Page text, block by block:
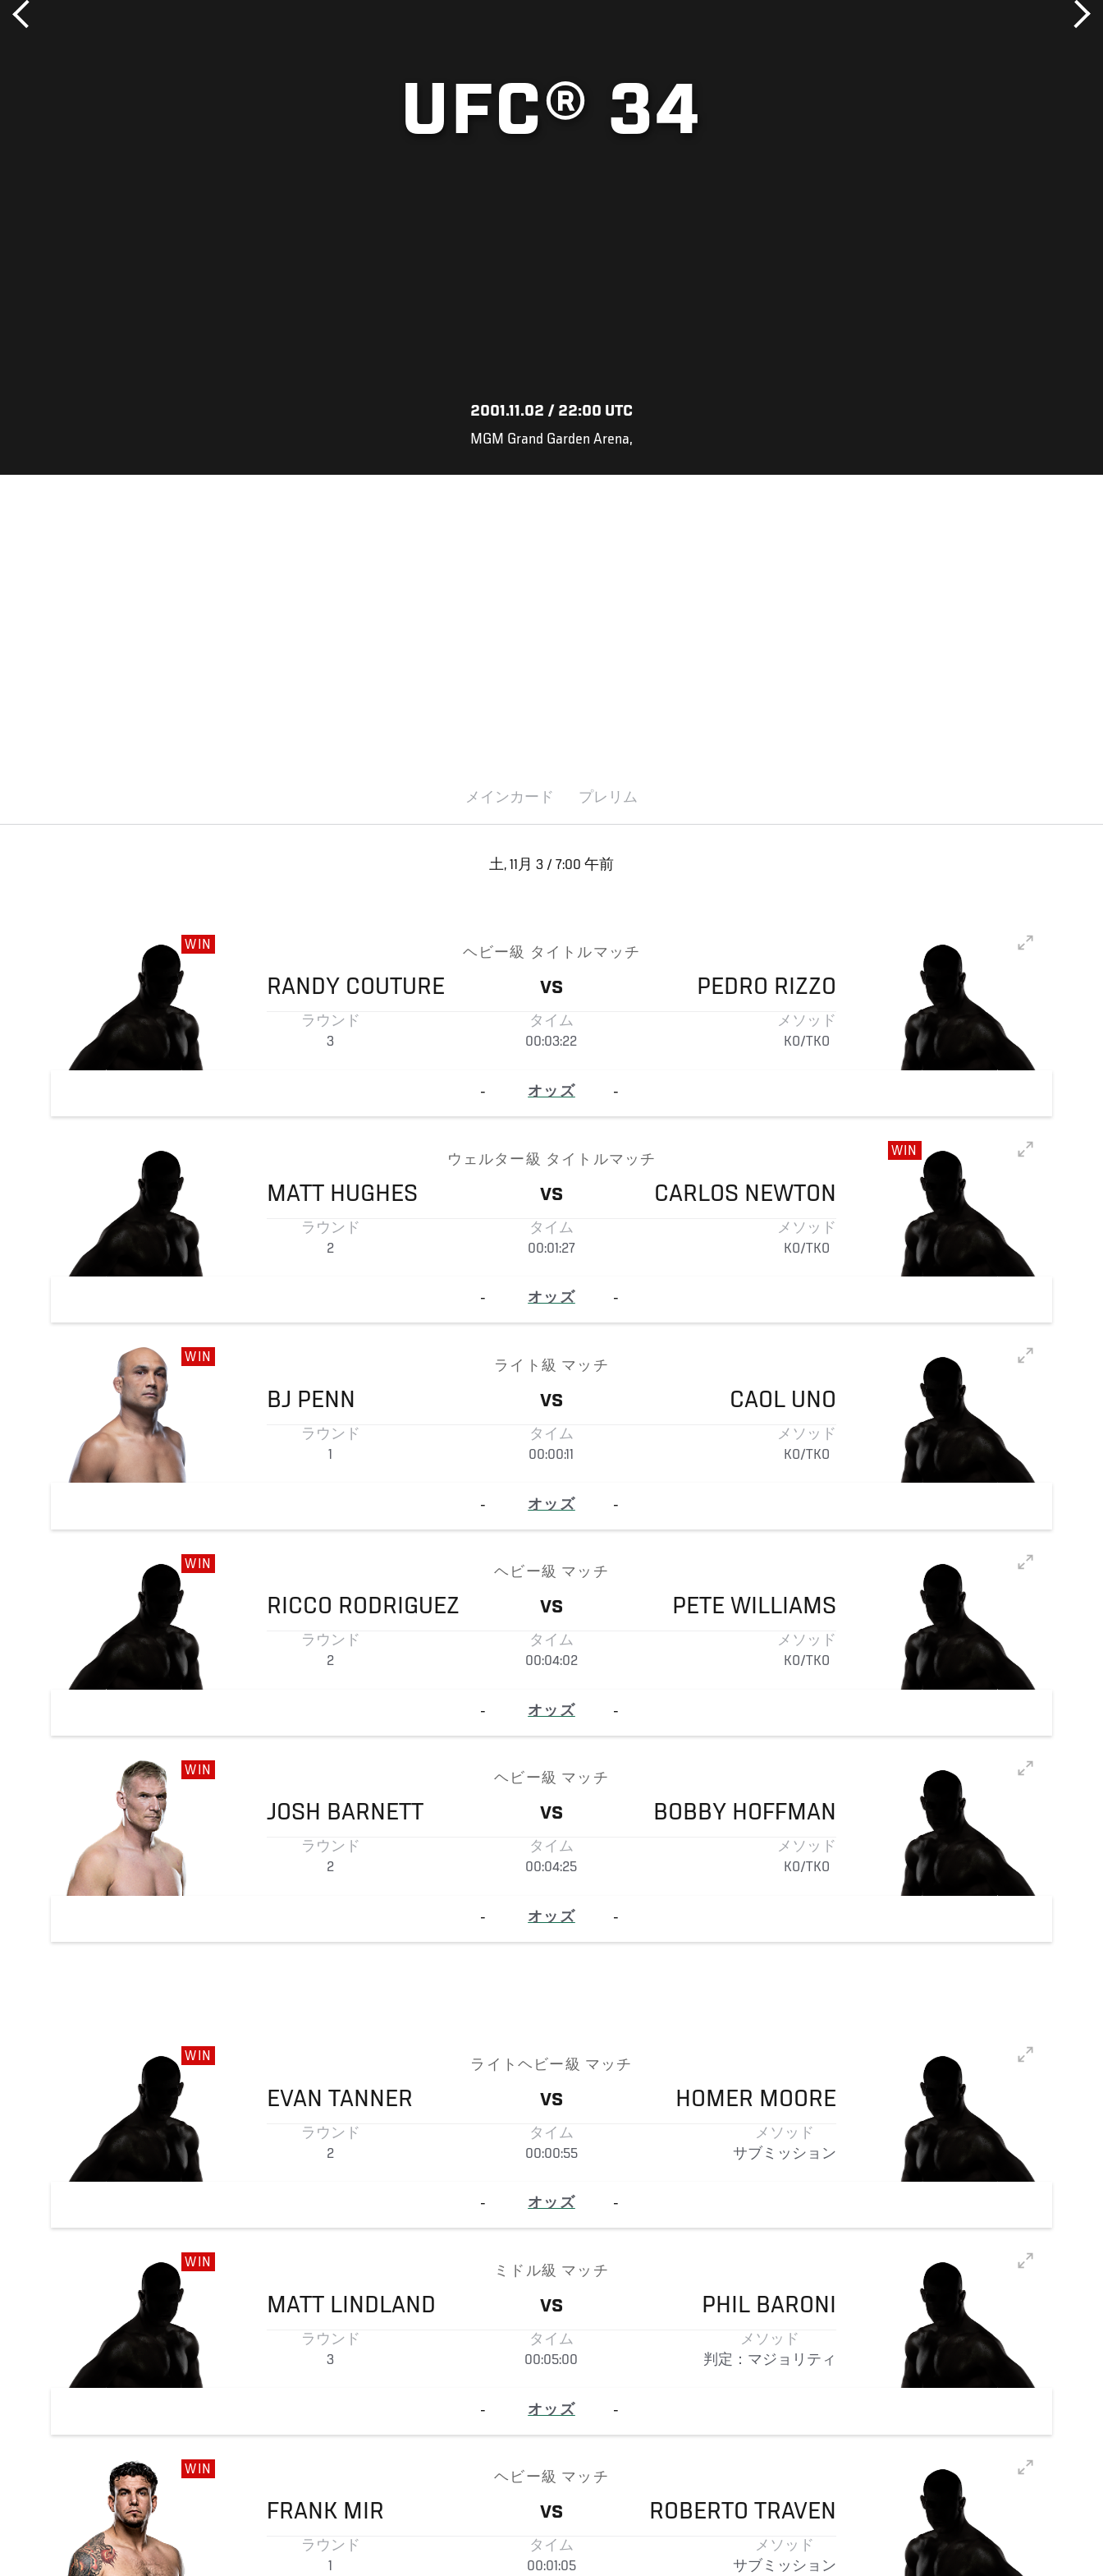
UFC® 34
2001.11.02 / 22:00 UTC
MGM Grand Garden Arena,
メインカード プレリム
土, 11月 3 / 7:00 午前
WIN
ヘビー級 タイトルマッチ
RANDY COUTURE VS PEDRO RIZZO
ラウンド
3
タイム
00:03:22
メソッド
KO/TKO
- オッズ -
ウェルター級 タイトルマッチ
MATT HUGHES VS CARLOS NEWTON
ラウンド
2
タイム
00:01:27
メソッド
KO/TKO
WIN
- オッズ -
WIN
ライト級 マッチ
BJ PENN VS CAOL UNO
ラウンド
1
タイム
00:00:11
メソッド
KO/TKO
- オッズ -
WIN
ヘビー級 マッチ
RICCO RODRIGUEZ VS PETE WILLIAMS
ラウンド
2
タイム
00:04:02
メソッド
KO/TKO
- オッズ -
WIN
ヘビー級 マッチ
JOSH BARNETT VS BOBBY HOFFMAN
ラウンド
2
タイム
00:04:25
メソッド
KO/TKO
- オッズ -
WIN
ライトヘビー級 マッチ
EVAN TANNER VS HOMER MOORE
ラウンド
2
タイム
00:00:55
メソッド
サブミッション
- オッズ -
WIN
ミドル級 マッチ
MATT LINDLAND VS PHIL BARONI
ラウンド
3
タイム
00:05:00
メソッド
判定：マジョリティ
- オッズ -
WIN
ヘビー級 マッチ
FRANK MIR VS ROBERTO TRAVEN
ラウンド
1
タイム
00:01:05
メソッド
サブミッション